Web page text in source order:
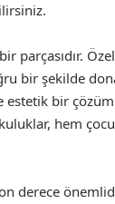
parçasıdır.
bir şekilde
bir
hem
derece